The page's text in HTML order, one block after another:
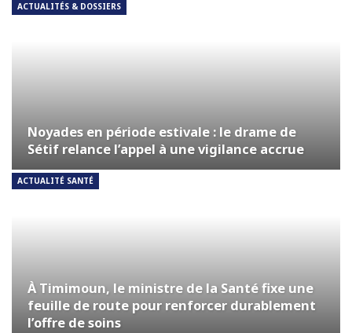
ACTUALITÉS & DOSSIERS
Noyades en période estivale : le drame de
Sétif relance l’appel à une vigilance accrue
ACTUALITÉ SANTÉ
À Timimoun, le ministre de la Santé fixe une
feuille de route pour renforcer durablement
l’offre de soins